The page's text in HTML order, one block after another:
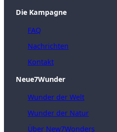
Die Kampagne
FAQ
Nachrichten
Kontakt
Neue7Wunder
Wunder der Welt
Wunder der Natur
Über New7Wonders